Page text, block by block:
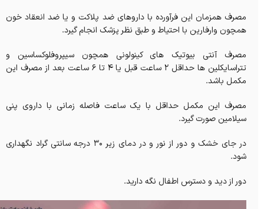
مصرف همزمان این فرآورده با داروهای ضد پلاکت و یا ضد انعقاد خون
همچون وارفارین با احتیاط و طبق نظر پزشک انجام گیرد.
مصرف آنتی بیوتیک های کینولونی همچون سیپروفلوکساسین و
تتراسایکلین ها حداقل 2 ساعت قبل یا 4 تا 6 ساعت بعد از مصرف این
مکمل باشد.
مصرف این مکمل حداقل با یک ساعت فاصله زمانی با داروی پنی
سیلامین صورت گیرد.
در جای خشک و دور از نور و در دمای زیر 30 درجه سانتی گراد نگهداری
شود.
دور از دید و دسترس اطفال نگه دارید.